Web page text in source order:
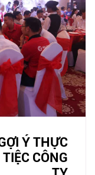
Ý THỰC
CÔNG